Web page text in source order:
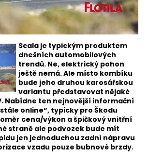
Scala je typickým produktem
dnešních automobilových
trendů. Ne, elektrický pohon
ještě nemá. Ale místo kombíku
bude jeho druhou karosářskou
variantu představovat nějaké
Nabídne ten nejnovější informační
online“, typicky pro Škodu
cena/výkon a špičkový vnitřní
straně ale podvozek bude mít
jen jednoduchou zadní nápravu
vzadu pouze bubnové brzdy.